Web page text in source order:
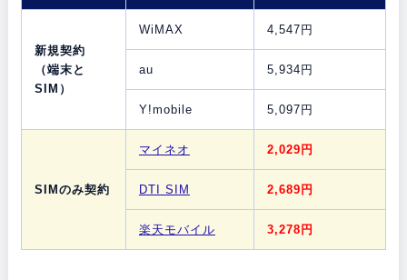
新規契約
（端末と
SIM）
WiMAX 4,547円
au 5,934円
Y!mobile 5,097円
SIMのみ契約
マイネオ 2,029円
DTI SIM 2,689円
楽天モバイル 3,278円